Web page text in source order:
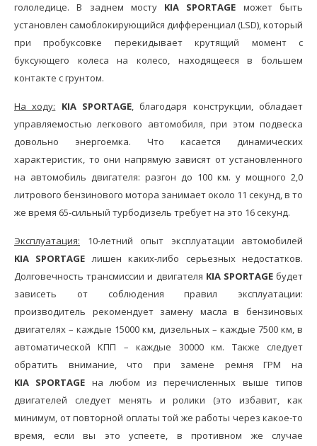
гололедице. В заднем мосту KIA SPORTAGE может быть
установлен самоблокирующийся дифференциал (LSD), который
при пробуксовке перекидывает крутящий момент с
буксующего колеса на колесо, находящееся в большем
контакте с грунтом.
На ходу: KIA SPORTAGE, благодаря конструкции, обладает
управляемостью легкового автомобиля, при этом подвеска
довольно энергоемка. Что касается динамических
характеристик, то они напрямую зависят от установленного
на автомобиль двигателя: разгон до 100 км. у мощного 2,0
литрового бензинового мотора занимает около 11 секунд, в то
же время 65-сильный турбодизель требует на это 16 секунд.
Эксплуатация: 10-летний опыт эксплуатации автомобилей
KIA SPORTAGE лишен каких-либо серьезных недостатков.
Долговечность трансмиссии и двигателя KIA SPORTAGEбудет
зависеть от соблюдения правил эксплуатации:
производитель рекомендует замену масла в бензиновых
двигателях – каждые 15000 км, дизельных – каждые 7500 км, в
автоматической КПП – каждые 30000 км. Также следует
обратить внимание, что при замене ремня ГРМ на
KIA SPORTAGE на любом из перечисленных выше типов
двигателей следует менять и ролики (это избавит, как
минимум, от повторной оплаты той же работы через какое-то
время, если вы это успеете, в противном же случае